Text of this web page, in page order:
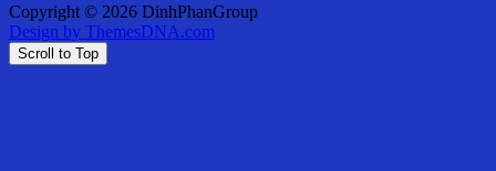
Copyright © 2026 DinhPhanGroup
Design by ThemesDNA.com
Scroll to Top